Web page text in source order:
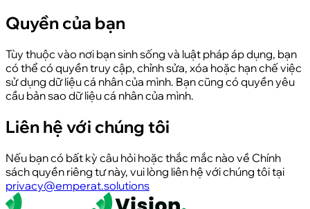
Quyền của bạn
Tùy thuộc vào nơi bạn sinh sống và luật pháp áp dụng, bạn
có thể có quyền truy cập, chỉnh sửa, xóa hoặc hạn chế việc
sử dụng dữ liệu cá nhân của mình. Bạn cũng có quyền yêu
cầu bản sao dữ liệu cá nhân của mình.
Liên hệ với chúng tôi
Nếu bạn có bất kỳ câu hỏi hoặc thắc mắc nào về Chính
sách quyền riêng tư này, vui lòng liên hệ với chúng tôi tại
privacy@emperat.solutions